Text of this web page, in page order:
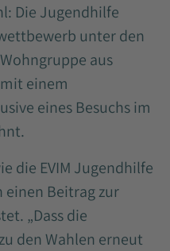
Die Jugendhilfe
unter den
aus
einem
eines Besuchs im
die EVIM Jugendhilfe
Beitrag zur
„Dass die
den Wahlen erneut